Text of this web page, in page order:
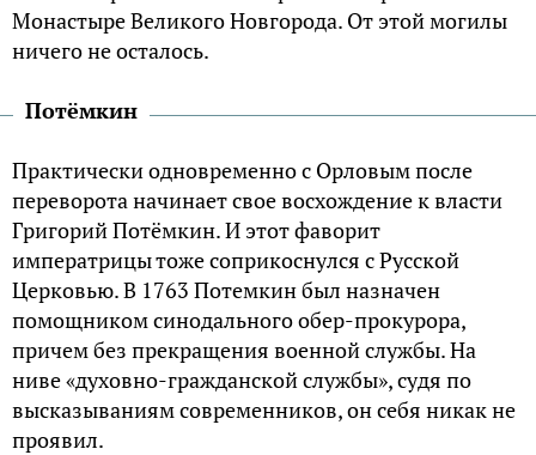
Монастыре Великого Новгорода. От этой могилы
ничего не осталось.
Потёмкин
Практически одновременно с Орловым после
переворота начинает свое восхождение к власти
Григорий Потёмкин. И этот фаворит
императрицы тоже соприкоснулся с Русской
Церковью. В 1763 Потемкин был назначен
помощником синодального обер-прокурора,
причем без прекращения военной службы. На
ниве «духовно-гражданской службы», судя по
высказываниям современников, он себя никак не
проявил.